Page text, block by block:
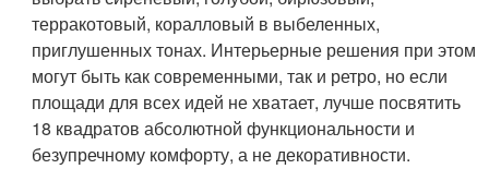
терракотовый, коралловый в выбеленных,
приглушенных тонах. Интерьерные решения при этом
могут быть как современными, так и ретро, но если
площади для всех идей не хватает, лучше посвятить
18 квадратов абсолютной функциональности и
безупречному комфорту, а не декоративности.